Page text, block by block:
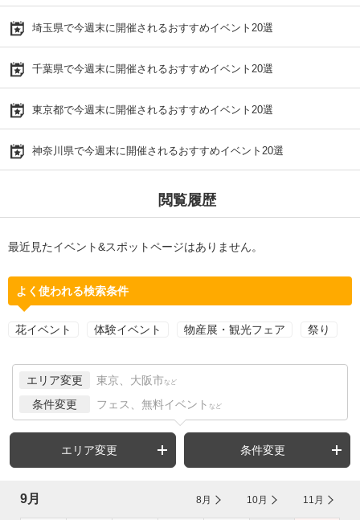
埼玉県で今週末に開催されるおすすめイベント20選
千葉県で今週末に開催されるおすすめイベント20選
東京都で今週末に開催されるおすすめイベント20選
神奈川県で今週末に開催されるおすすめイベント20選
閲覧履歴
最近見たイベント&スポットページはありません。
よく使われる検索条件
花イベント 体験イベント 物産展・観光フェア 祭り
エリア変更 東京、大阪市 など
条件変更 フェス、無料イベント など
エリア変更 条件変更
9月 8月 10月 11月